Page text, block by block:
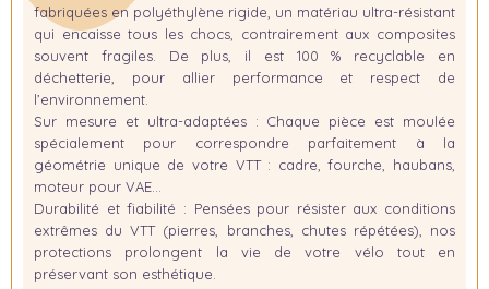
fabriquées en polyéthylène rigide, un matériau ultra-résistant
qui encaisse tous les chocs, contrairement aux composites
souvent fragiles. De plus, il est 100 % recyclable en
déchetterie, pour allier performance et respect de
l’environnement.
Sur mesure et ultra-adaptées: Chaque pièce est moulée
spécialement pour correspondre parfaitement à la
géométrie unique de votre VTT : cadre, fourche, haubans,
moteur pour VAE…
Durabilité et fiabilité : Pensées pour résister aux conditions
extrêmes du VTT (pierres, branches, chutes répétées), nos
protections prolongent la vie de votre vélo tout en
préservant son esthétique.